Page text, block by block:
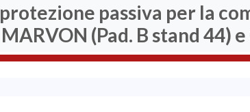
passiva per la
(Pad. B stand 44) e